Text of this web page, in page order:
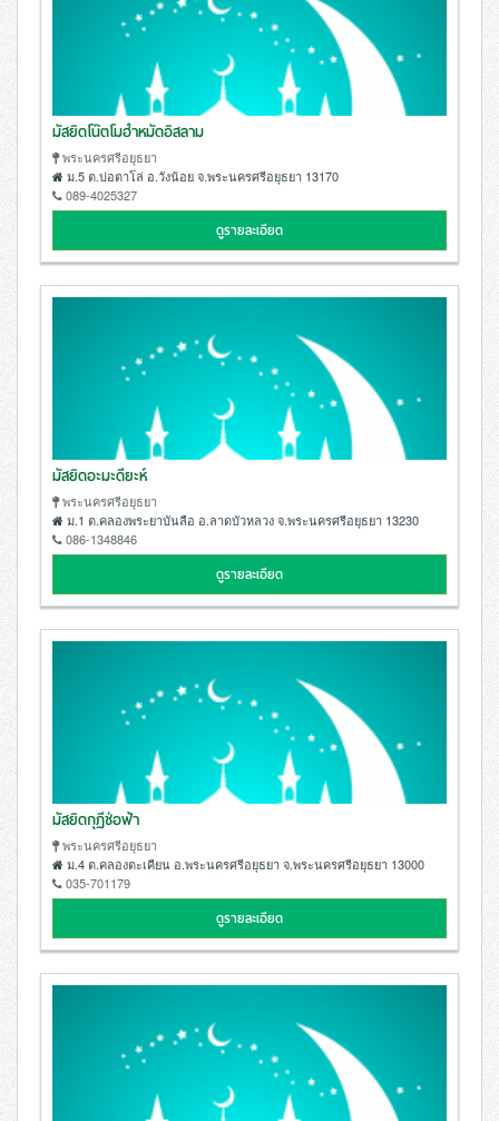
มัสยิดโน๊ตโมฮำหมัดอิสลาม
พระนครศรีอยุธยา
ม.5 ต.บ่อตาโล่ อ.วังน้อย จ.พระนครศรีอยุธยา 13170
089-4025327
ดูรายละเอียด
มัสยิดอะมะดียะห์
พระนครศรีอยุธยา
ม.1 ต.คลองพระยาบันลือ อ.ลาดบัวหลวง จ.พระนครศรีอยุธยา 13230
086-1348846
ดูรายละเอียด
มัสยิดกุฏีช่อฟ้า
พระนครศรีอยุธยา
ม.4 ต.คลองตะเคียน อ.พระนครศรีอยุธยา จ.พระนครศรีอยุธยา 13000
035-701179
ดูรายละเอียด